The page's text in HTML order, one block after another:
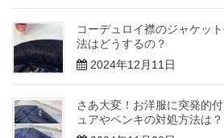
コーデュロイ襟のジャケッ
法はどうするの？
2024年12月11日
さあ大変！お洋服に突発的
ュアやペンキの対処方法は？